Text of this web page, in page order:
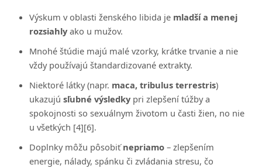
Výskum v oblasti ženského libida je mladší a menej
rozsiahlyako u mužov.
Mnohé štúdie majú malé vzorky, krátke trvanie a nie
vždy používajú štandardizované extrakty.
Niektoré látky (napr. maca, tribulus terrestris)
ukazujú sľubné výsledkypri zlepšení túžby a
spokojnosti so sexuálnym životom u časti žien, no nie
u všetkých [4][6].
Doplnky môžu pôsobiťnepriamo – zlepšením
energie, nálady, spánku či zvládania stresu, čo